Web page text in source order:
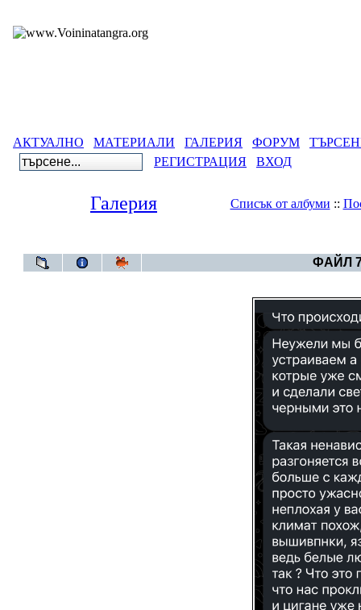
АКТУАЛНО МАТЕРИАЛИ ГАЛЕРИЯ ФОРУМ
РЕГИСТРАЦИЯ
ВХОД
Галерия Списък от албуми ::
ФАЙЛ 7